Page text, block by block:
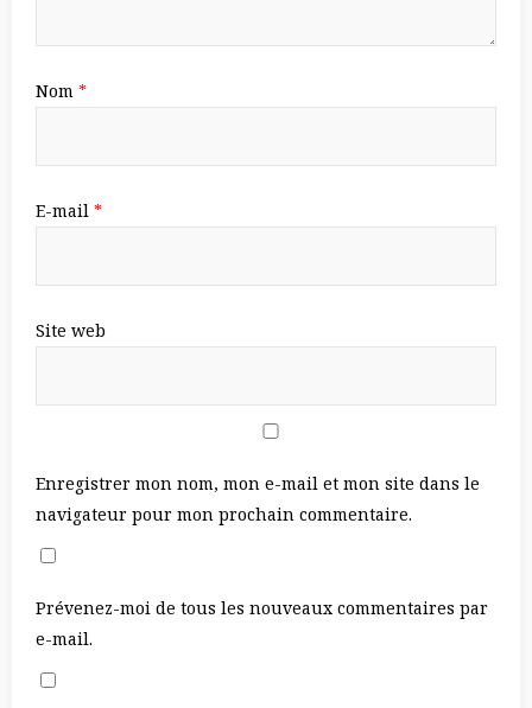
Nom *
E-mail *
Site web
Enregistrer mon nom, mon e-mail et mon site dans le
navigateur pour mon prochain commentaire.
Prévenez-moi de tous les nouveaux commentaires par
e-mail.